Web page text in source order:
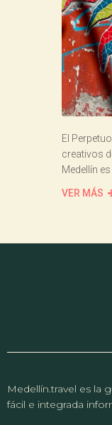
El
creativos
Medellín
VER MÁS
Medellín.travel es la
fácil e integrada